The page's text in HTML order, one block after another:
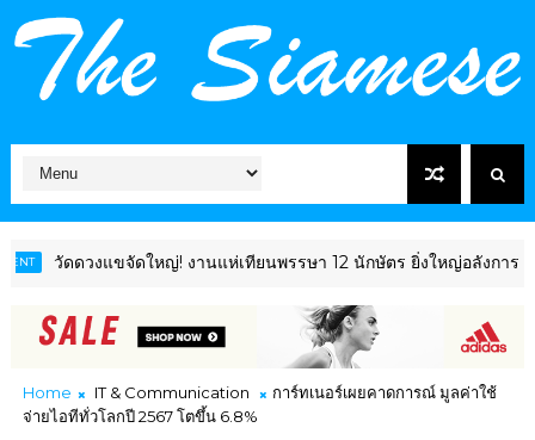
ดวงแขจัดใหญ่! งานแห่เทียนพรรษา 12 นักษัตร ยิ่งใหญ่อลังการ โชว์ไฮ
Home IT & Communication
การ์ทเนอร์เผยคาดการณ์ มูลค่าใช้
จ่ายไอทีทั่วโลกปี 2567 โตขึ้น 6.8%